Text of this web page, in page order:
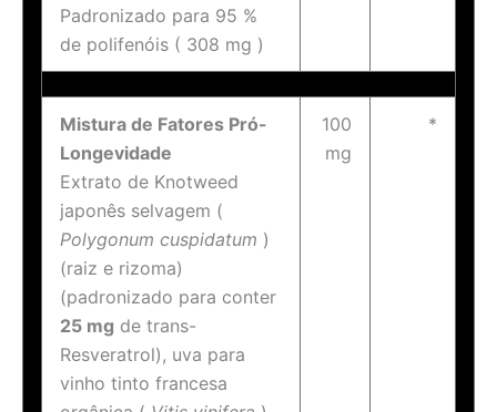
Padronizado para 95 %
de polifenóis ( 308 mg )
Mistura de Fatores Pró-
Longevidade
Extrato de Knotweed
japonês selvagem (
Polygonum cuspidatum )
(raiz e rizoma)
(padronizado para conter
25 mg de trans-
Resveratrol), uva para
vinho tinto francesa
100
mg
*